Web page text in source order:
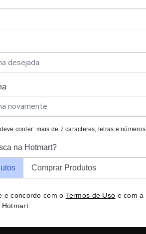
conter: mais de 7 caracteres, letras e números
na Hotmart?
Comprar Produtos
e concordo com o Termos de Uso e com a